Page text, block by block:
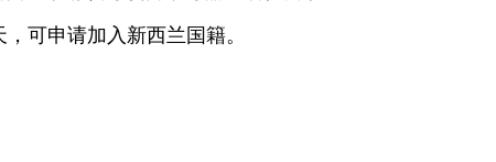
可申请加入新西兰国籍。